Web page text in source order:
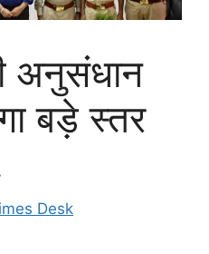
अनुसंधान
बड़े स्तर
Desk